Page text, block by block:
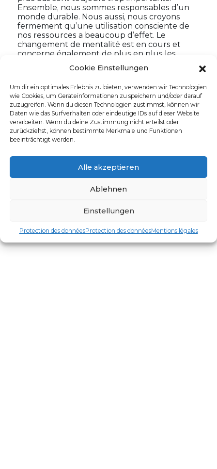
Cookie Einstellungen
Um dir ein optimales Erlebnis zu bieten, verwenden wir Technologien
wie Cookies, um Geräteinformationen zu speichern und/oder darauf
zuzugreifen. Wenn du diesen Technologien zustimmst, können wir
Daten wie das Surfverhalten oder eindeutige IDs auf dieser Website
verarbeiten. Wenn du deine Zustimmung nicht erteilst oder
zurückziehst, können bestimmte Merkmale und Funktionen
beeinträchtigt werden.
Alle akzeptieren
Ablehnen
Einstellungen
Protection des donnéesProtection des donnéesMentions légales
Ensemble, nous sommes responsables d’un
monde durable. Nous aussi, nous croyons
fermement qu’une utilisation consciente de
nos ressources a beaucoup d’effet. Le
changement de mentalité est en cours et
concerne également de plus en plus les
plus »
Catégories
News